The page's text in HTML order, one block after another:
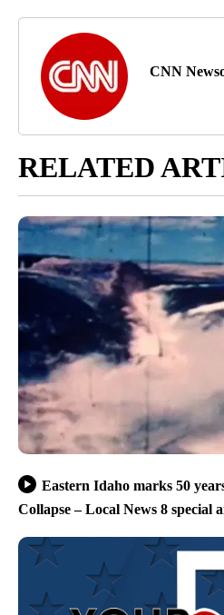
CNN
RELATED
Eastern Idaho marks 50
Collapse – Local News 8 special